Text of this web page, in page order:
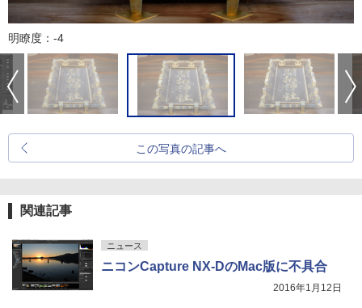
明瞭度：-4
この写真の記事へ
関連記事
ニュース
ニコンCapture NX-DのMac版に不具合
2016年1月12日